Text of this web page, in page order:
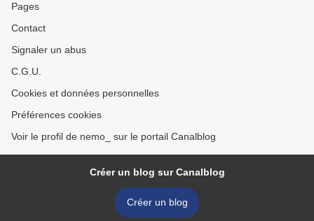
Pages
Contact
Signaler un abus
C.G.U.
Cookies et données personnelles
Préférences cookies
Voir le profil de nemo_ sur le portail Canalblog
Créer un blog sur Canalblog
Créer un blog